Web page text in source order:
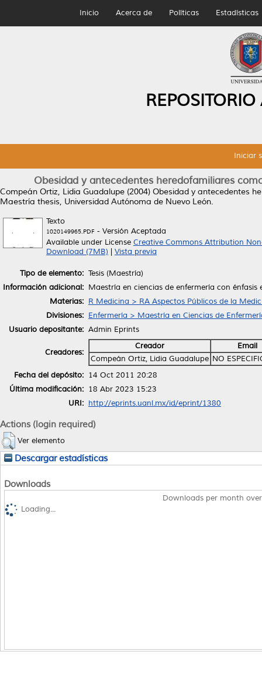
Inicio Acerca de Políticas Estadísticas
Iniciar
Obesidad y antecedentes heredofamiliares
Compeán Ortiz, Lidia Guadalupe (2004) Obesidad y antecedentes
Maestría thesis, Universidad Autónoma de Nuevo León.
Texto
1020149965.PDF - Versión Aceptada
Available under License Creative Commons Attribution
Download (7MB)
Vista previa
Tipo de elemento: Tesis (Maestría)
Información adicional: Maestría en ciencias de enfermería con
Materias: R Medicina > RA Aspectos Públicos de la
Divisiones: Enfermería > Maestría en Ciencias de
Usuario depositante: Admin Eprints
Creadores:
Creador
Email
Compeán Ortiz, Lidia Guadalupe NO
Fecha del depósito: 14 Oct 2011 20:28
Última modificación: 18 Abr 2023 15:23
URI: http://eprints.uanl.mx/id/eprint/1380
Actions (login required)
Ver elemento
Descargar estadísticas
Downloads
Downloads per month
Loading...